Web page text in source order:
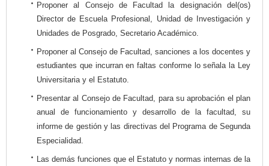
Proponer al Consejo de Facultad la designación del(os)
Director de Escuela Profesional, Unidad de Investigación y
Unidades de Posgrado, Secretario Académico.
Proponer al Consejo de Facultad, sanciones a los docentes y
estudiantes que incurran en faltas conforme lo señala la Ley
Universitaria y el Estatuto.
Presentar al Consejo de Facultad, para su aprobación el plan
anual de funcionamiento y desarrollo de la facultad, su
informe de gestión y las directivas del Programa de Segunda
Especialidad.
Las demás funciones que el Estatuto y normas internas de la